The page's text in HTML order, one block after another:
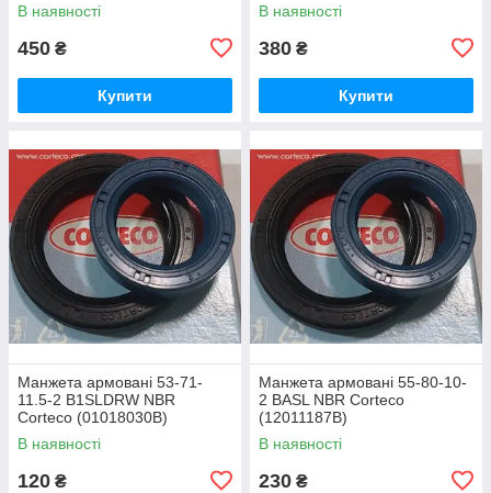
В наявності
450 ₴
Купити
В наявності
380 ₴
Купити
Манжета армовані 53-71-
11.5-2 B1SLDRW NBR
Corteco (01018030В)
В наявності
120 ₴
Манжета армовані 55-80-10-
2 BASL NBR Corteco
(12011187В)
В наявності
230 ₴